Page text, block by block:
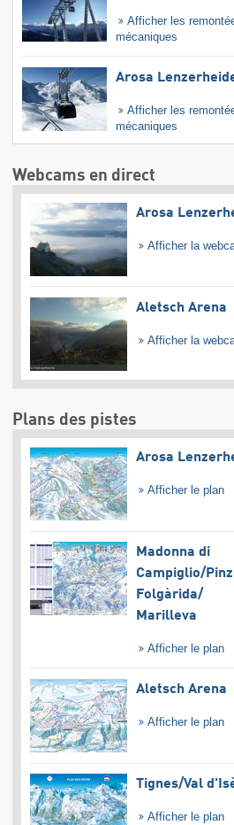
Afficher les
mécaniques
Arosa
Afficher les
mécaniques
Webcams en direct
Arosa
Afficher la
Aletsch Arena
Afficher la
Plans des pistes
Arosa
Afficher le plan
Madonna di
Campiglio/​
Folgàrida/​
Marilleva
Afficher le plan
Aletsch Arena
Afficher le plan
Tignes/​Val
Afficher le plan